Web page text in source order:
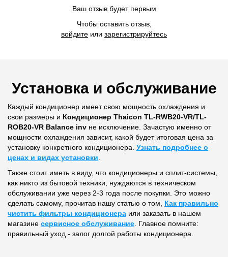
Ваш отзыв будет первым
Чтобы оставить отзыв,
войдите или зарегистрируйтесь
Установка и обслуживание
Каждый кондиционер имеет свою мощность охлаждения и
свои размеры и Кондиционер Thaicon TL-RWB20-VR/TL-
ROB20-VR Balance inv не исключение. Зачастую именно от
мощности охлаждения зависит, какой будет итоговая цена за
установку конкретного кондиционера. Узнать подробнее о
ценах и видах установки
Также стоит иметь в виду, что кондиционеры и сплит-системы,
как никто из бытовой техники, нуждаются в техническом
обслуживании уже через 2-3 года после покупки. Это можно
сделать самому, прочитав нашу статью о том, Как правильно
чистить фильтры кондиционера или заказать в нашем
магазине сервисное обслуживание . Главное помните:
правильный уход - залог долгой работы кондиционера.